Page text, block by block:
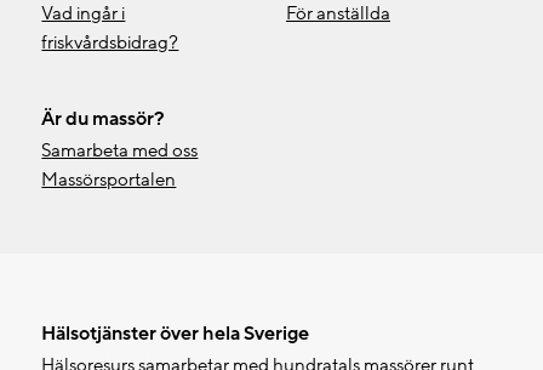
Vad ingår i
friskvårdsbidrag?
För anställda
Är du massör?
Samarbeta med oss
Massörsportalen
Hälsotjänster över hela Sverige
Hälsoresurs samarbetar med hundratals massörer runt